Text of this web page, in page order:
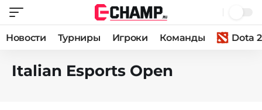
Новости Турниры Игроки Команды Dota 2
Italian Esports Open